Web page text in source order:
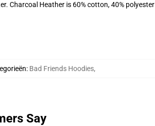
Charcoal Heather is 60% cotton, 40% polyester
: Bad Friends Hoodies,
Say